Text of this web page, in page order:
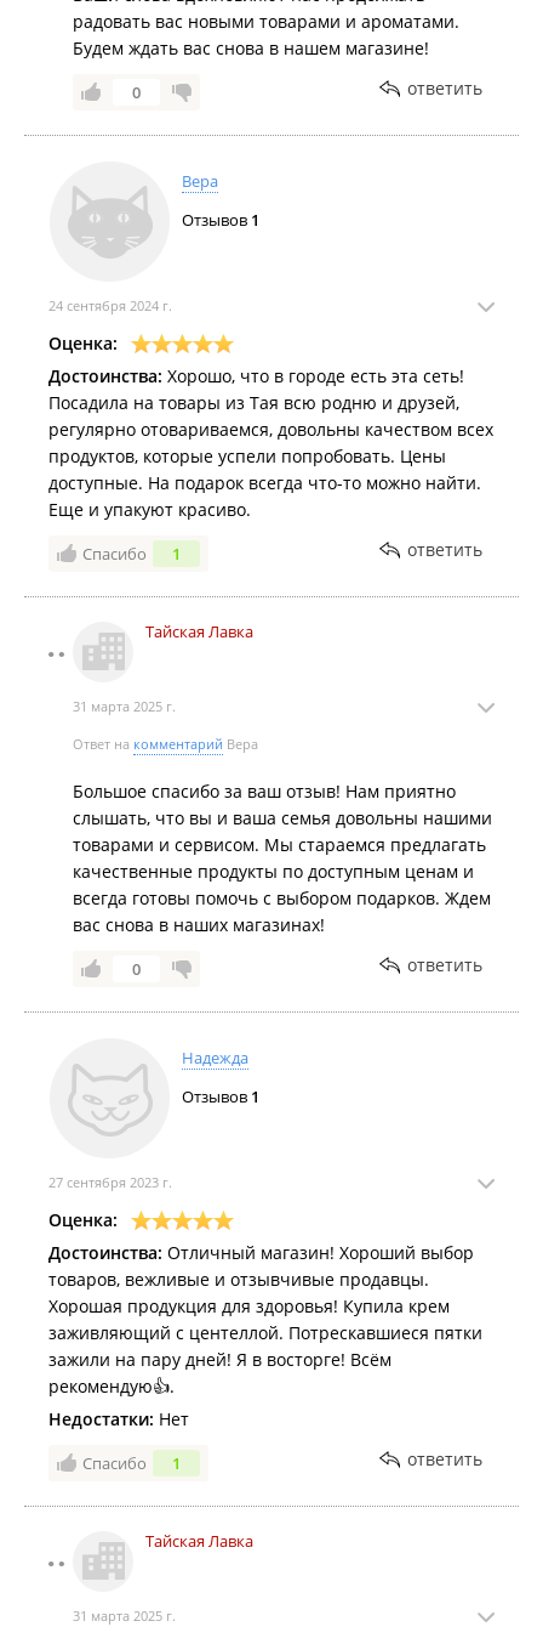
радовать вас новыми товарами и ароматами.
Будем ждать вас снова в нашем магазине!
0 ответить
Вера
Отзывов 1
24 сентября 2024 г.
Оценка:
Достоинства: Хорошо, что в городе есть эта сеть!
Посадила на товары из Тая всю родню и друзей,
регулярно отовариваемся, довольны качеством всех
продуктов, которые успели попробовать. Цены
доступные. На подарок всегда что-то можно найти.
Еще и упакуют красиво.
Спасибо 1 ответить
Тайская Лавка
31 марта 2025 г.
Ответ на комментарий Вера
Большое спасибо за ваш отзыв! Нам приятно
слышать, что вы и ваша семья довольны нашими
товарами и сервисом. Мы стараемся предлагать
качественные продукты по доступным ценам и
всегда готовы помочь с выбором подарков. Ждем
вас снова в наших магазинах!
0 ответить
Надежда
Отзывов 1
27 сентября 2023 г.
Оценка:
Достоинства: Отличный магазин! Хороший выбор
товаров, вежливые и отзывчивые продавцы.
Хорошая продукция для здоровья! Купила крем
заживляющий с центеллой. Потрескавшиеся пятки
зажили на пару дней! Я в восторге! Всём
рекомендую👍.
Недостатки: Нет
Спасибо 1 ответить
Тайская Лавка
31 марта 2025 г.